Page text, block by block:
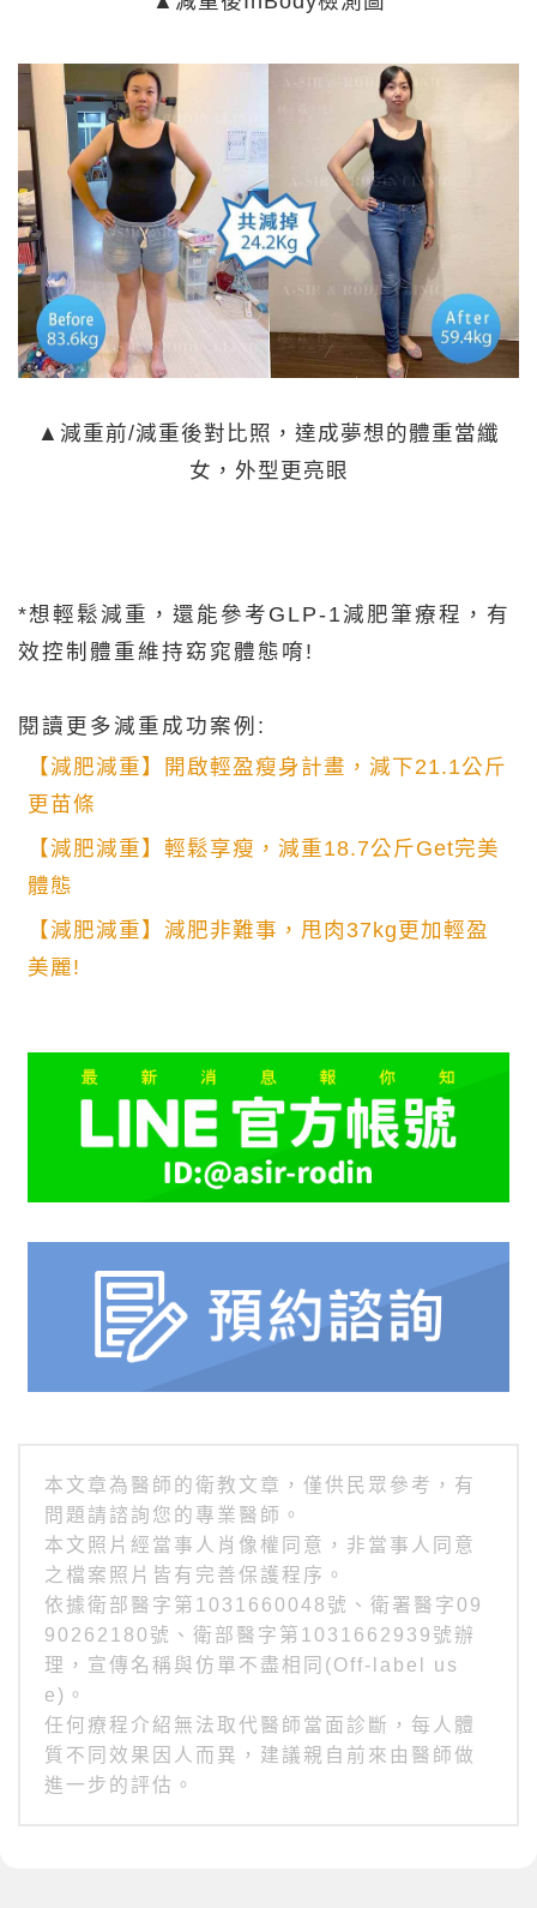
▲減重前/減重後對比照，達成夢想的體重當纖
女，外型更亮眼
*想輕鬆減重，還能參考GLP-1減肥筆療程，有
效控制體重維持窈窕體態唷!
閱讀更多減重成功案例:
【減肥減重】開啟輕盈瘦身計畫，減下21.1公斤
更苗條
【減肥減重】輕鬆享瘦，減重18.7公斤Get完美
體態
【減肥減重】減肥非難事，甩肉37kg更加輕盈
美麗!
本文章為醫師的衛教文章，僅供民眾參考，有
問題請諮詢您的專業醫師。
本文照片經當事人肖像權同意，非當事人同意
之檔案照片皆有完善保護程序。
依據衛部醫字第1031660048號、衛署醫字09
90262180號、衛部醫字第1031662939號辦
理，宣傳名稱與仿單不盡相同(Off-label us
e)。
任何療程介紹無法取代醫師當面診斷，每人體
質不同效果因人而異，建議親自前來由醫師做
進一步的評估。